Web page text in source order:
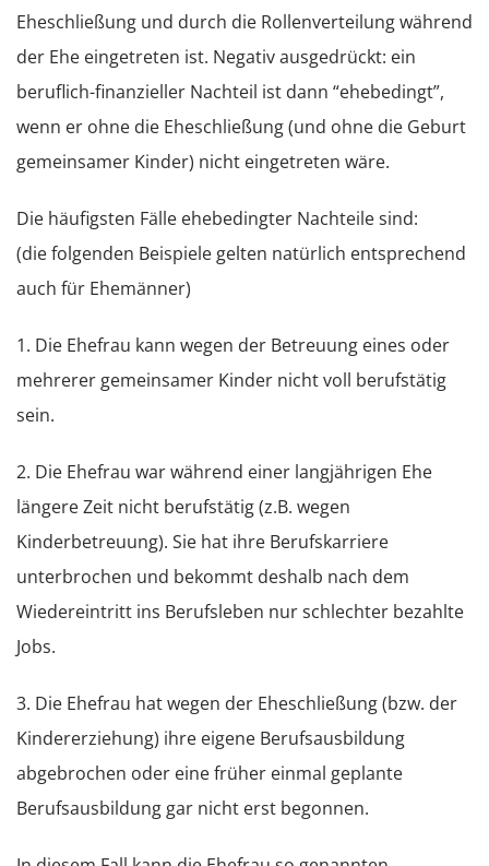
Eheschließung und durch die Rollenverteilung während
der Ehe eingetreten ist. Negativ ausgedrückt: ein
beruflich-finanzieller Nachteil ist dann “ehebedingt”,
wenn er ohne die Eheschließung (und ohne die Geburt
gemeinsamer Kinder) nicht eingetreten wäre.
Die häufigsten Fälle ehebedingter Nachteile sind:
(die folgenden Beispiele gelten natürlich entsprechend
auch für Ehemänner)
1. Die Ehefrau kann wegen der Betreuung eines oder
mehrerer gemeinsamer Kinder nicht voll berufstätig
sein.
2. Die Ehefrau war während einer langjährigen Ehe
längere Zeit nicht berufstätig (z.B. wegen
Kinderbetreuung). Sie hat ihre Berufskarriere
unterbrochen und bekommt deshalb nach dem
Wiedereintritt ins Berufsleben nur schlechter bezahlte
Jobs.
3. Die Ehefrau hat wegen der Eheschließung (bzw. der
Kindererziehung) ihre eigene Berufsausbildung
abgebrochen oder eine früher einmal geplante
Berufsausbildung gar nicht erst begonnen.